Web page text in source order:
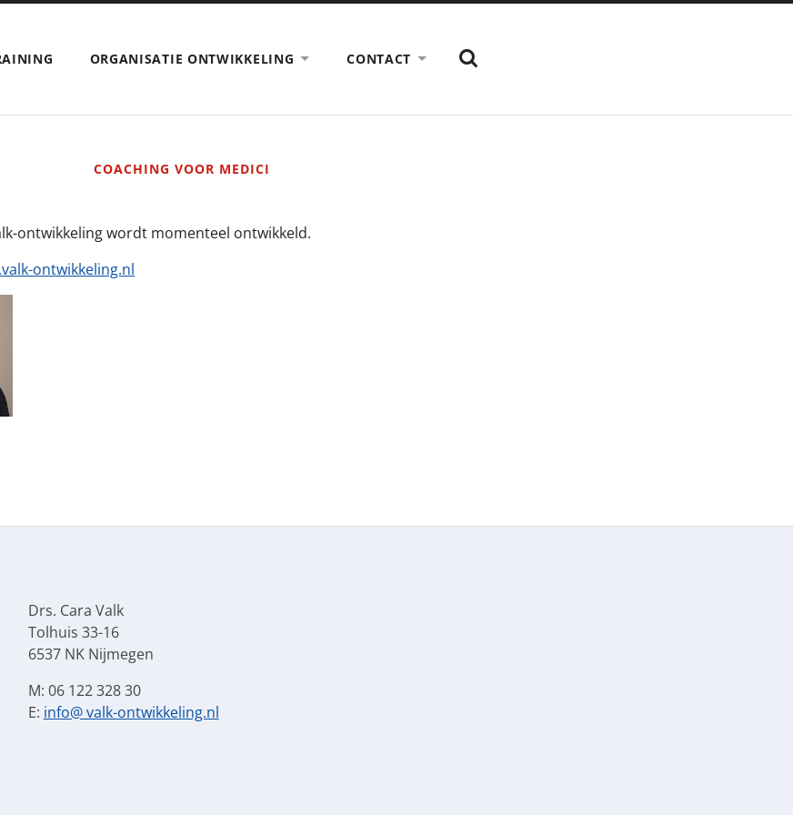
ORGANISATIE ONTWIKKELING CONTACT
TOON
HET
COACHING VOOR MEDICI
ontwikkeling wordt momenteel ontwikkeld.
ontwikkeling.nl
Drs. Cara Valk
Tolhuis 33-16
6537 NK Nijmegen
M: 06 122 328 30
E: info@ valk-ontwikkeling.nl